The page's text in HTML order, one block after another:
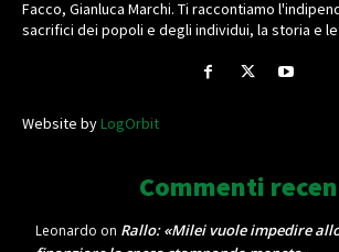
Facco, Gianluca Marchi. Ti raccontiamo
sacrifici dei popoli e degli individui, la storia e
Website byLogOrbit
Commenti
Leonardo on Rallo: «Milei vuole impedire